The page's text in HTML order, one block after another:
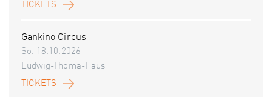
TICKETS
Gankino Circus
So. 18.10.2026
Ludwig-Thoma-Haus
TICKETS